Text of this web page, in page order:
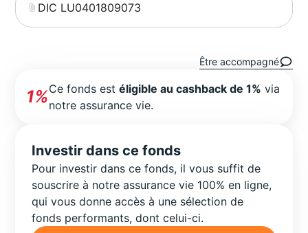
DIC LU0401809073
Être accompagné
1%Ce fonds estéligible au cashback de 1% via
notre assurance vie.
Investir dans ce fonds
Pour investir dans ce fonds, il vous suffit de
souscrire à notre assurance vie 100% en ligne,
qui vous donne accès à une sélection de
fonds performants, dont celui-ci.